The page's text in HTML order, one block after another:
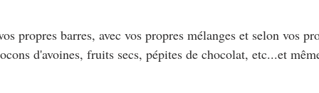
propres barres, avec vos propres mélanges et selon vos
d'avoines, fruits secs, pépites de chocolat, etc...et